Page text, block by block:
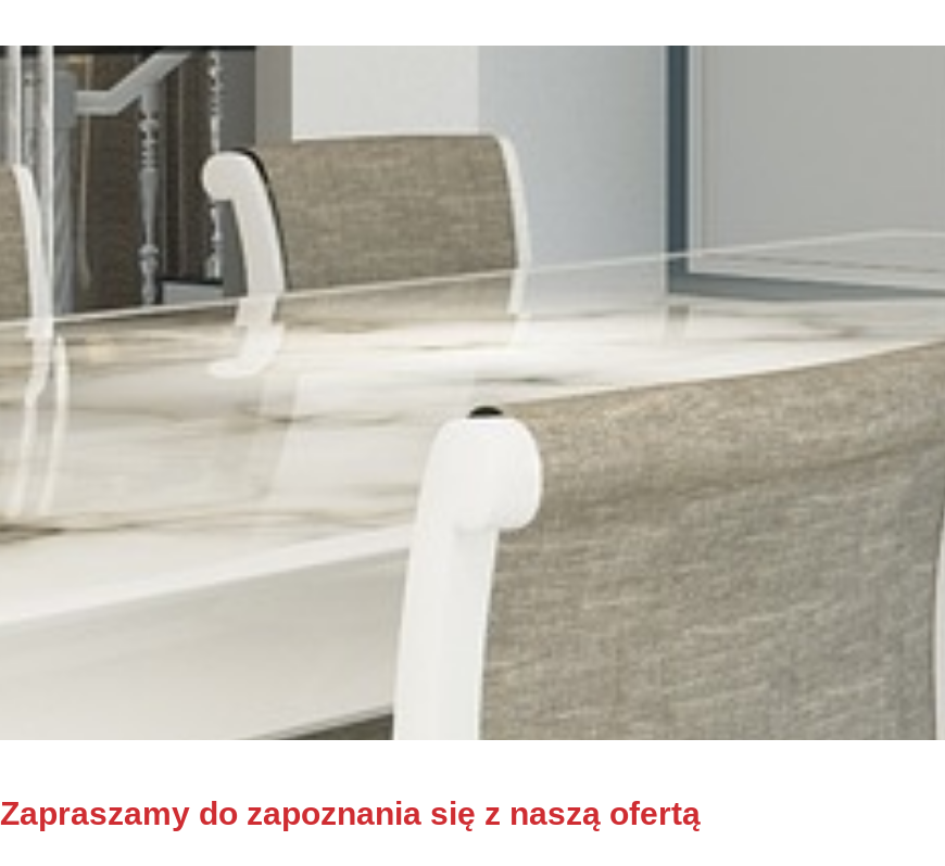
Zapraszamy do zapoznania się z naszą ofertą